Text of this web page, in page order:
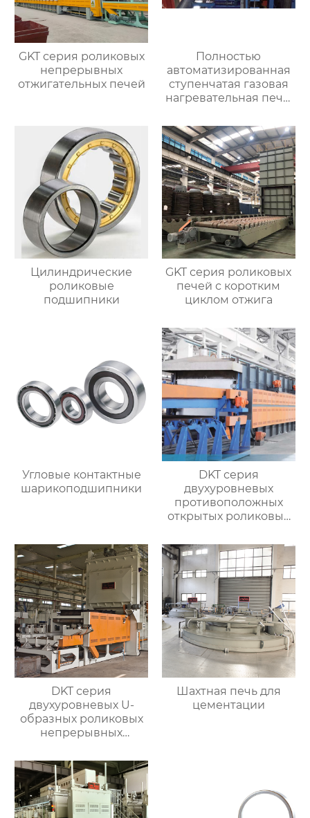
GKT серия роликовых
непрерывных
отжигательных печей
Полностью
автоматизированная
ступенчатая газовая
нагревательная печь,
автоматизированная
газовая
нагревательная печь
для ковки
Цилиндрические
роликовые
подшипники
GKT серия роликовых
печей с коротким
циклом отжига
Угловые контактные
шарикоподшипники
DKT серия
двухуровневых
противоположных
открытых роликовых
отжигательных печей
DKT серия
двухуровневых U-
образных роликовых
непрерывных
Шахтная печь для
цементации